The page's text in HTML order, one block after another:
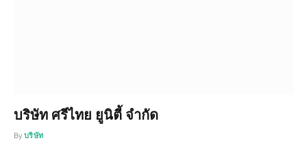
บริษัท ศรีไทย ยูนิตี้ จำกัด
By บริษัท